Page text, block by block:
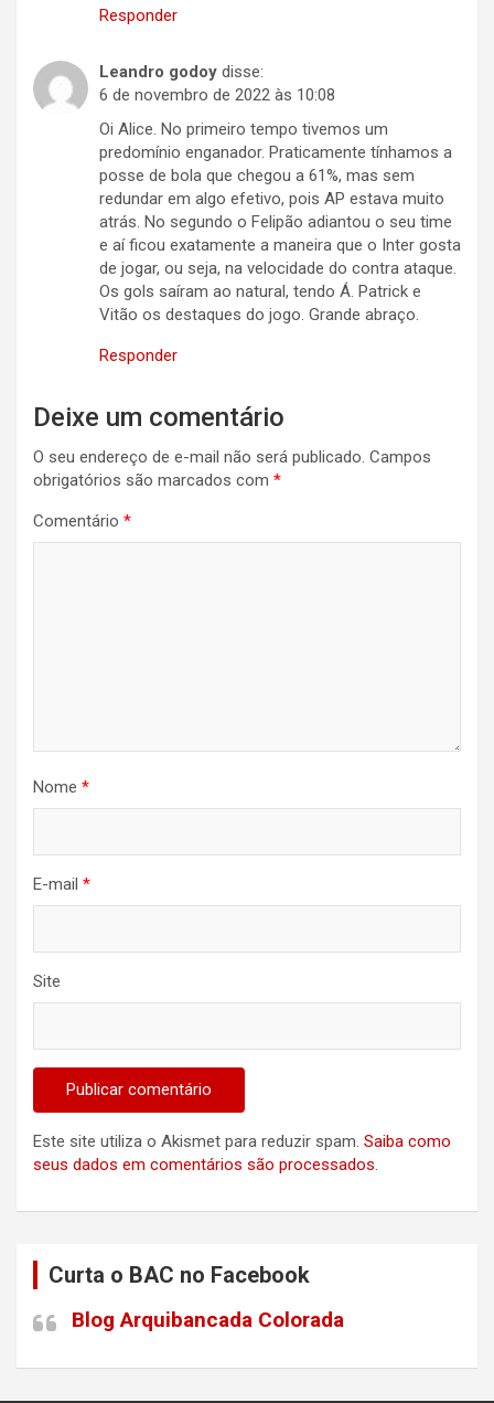
Responder
Leandro godoy disse:
6 de novembro de 2022 às 10:08
Oi Alice. No primeiro tempo tivemos um
predomínio enganador. Praticamente tínhamos a
posse de bola que chegou a 61%, mas sem
redundar em algo efetivo, pois AP estava muito
atrás. No segundo o Felipão adiantou o seu time
e aí ficou exatamente a maneira que o Inter gosta
de jogar, ou seja, na velocidade do contra ataque.
Os gols saíram ao natural, tendo Á. Patrick e
Vitão os destaques do jogo. Grande abraço.
Responder
Deixe um comentário
O seu endereço de e-mail não será publicado. Campos
obrigatórios são marcados com *
Comentário *
Nome *
E-mail *
Site
Este site utiliza o Akismet para reduzir spam. Saiba como
seus dados em comentários são processados.
Curta o BAC no Facebook
Blog Arquibancada Colorada